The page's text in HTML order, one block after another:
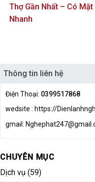
Thợ Gần Nhất – Có Mặt
Nhanh
Thông tin liên hệ
Điện Thoại: 0399517868
wedsite : https://
gmail:
CHUYÊN MỤC
Dịch vụ (59)